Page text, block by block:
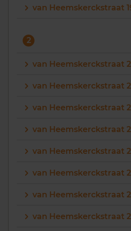
van Heemskerckstraat
2
van Heemskerckstraat 2
van Heemskerckstraat
van Heemskerckstraat
van Heemskerckstraat
van Heemskerckstraat
van Heemskerckstraat
van Heemskerckstraat
van Heemskerckstraat